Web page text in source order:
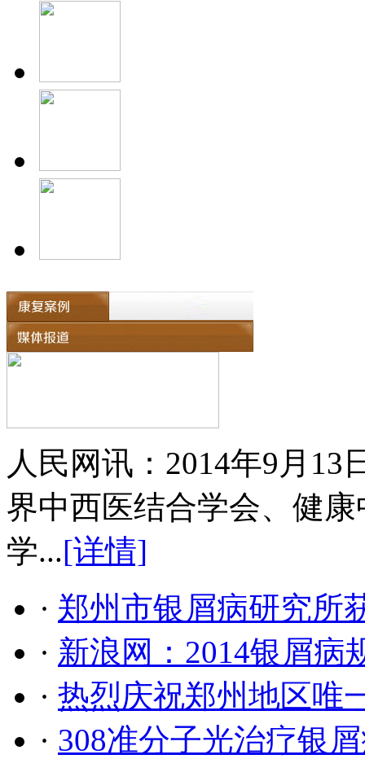
人民网讯：2014年9月
界中西医结合学会、健
学...[详情]
· 郑州市银屑病研究所
· 新浪网：2014银屑病
· 热烈庆祝郑州地区唯
· 308准分子光治疗银